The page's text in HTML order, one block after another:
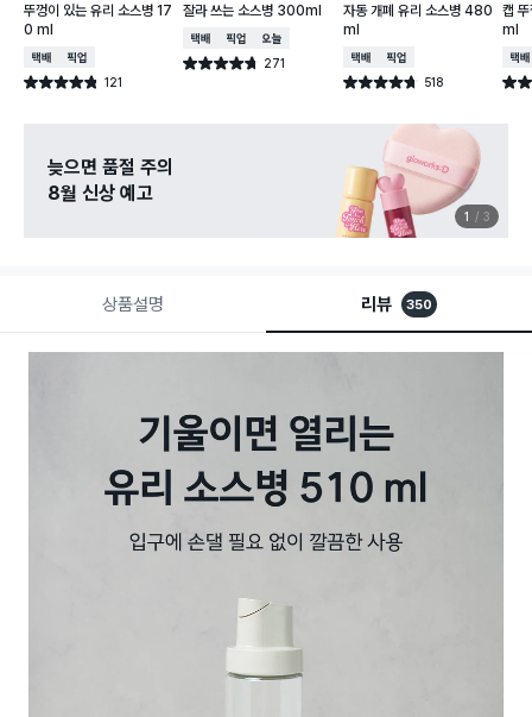
뚜껑이 있는 유리 소스병 17
0 ml
택배배송매장픽업
별점 4.8점 121
건 작성
잘라 쓰는 소스병 300ml
택배배송매장픽업오늘배송
별점 4.7점 271
건 작성
자동 개폐 유리 소스병 480
ml
택배배송매장픽업
별점 4.7점 518
건 작성
캡
ml
택배
별점
늦으면 품절 주의
8월 신상 예고
1 3
상품설명 리뷰 350